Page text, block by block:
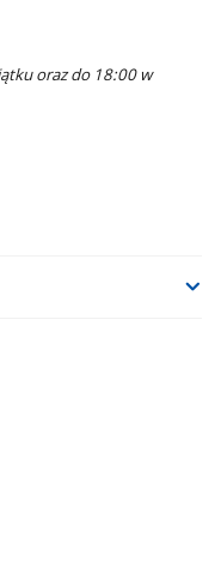
oraz do 18:00 w